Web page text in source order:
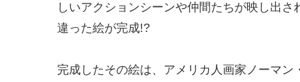
しいアクションシーンや仲間たちが映し出
違った絵が完成!?
完成したその絵は、アメリカ人画家ノーマ